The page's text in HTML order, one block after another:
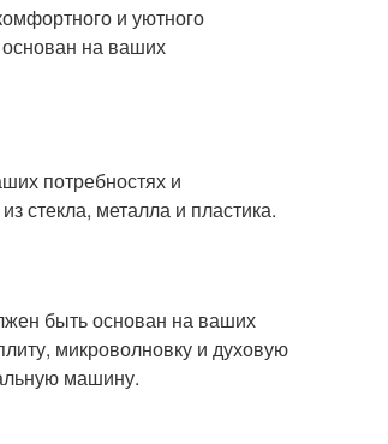
и уютного
на ваших
потребностях и
стекла, металла и пластика.
быть основан на ваших
микроволновку и духовую
машину.